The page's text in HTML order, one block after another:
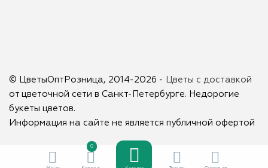
© ЦветыОптРозница, 2014-2026 -
Цветы с доставкой
от цветочной сети в Санкт-Петербурге. Недорогие
букеты цветов.
Информация на сайте не является публичной офертой
0